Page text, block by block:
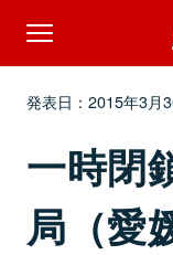
発表日：2015年3月
一時閉
局（愛